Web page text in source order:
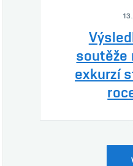
soutěže
exkurzí